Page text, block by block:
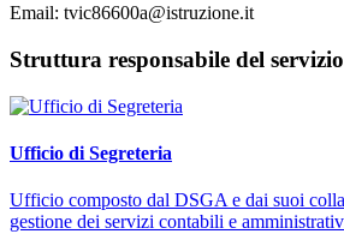
Email: tvic86600a@istruzione.it
Struttura responsabile del servizio
Ufficio di Segreteria
Ufficio composto dal DSGA e dai suoi
gestione dei servizi contabili e